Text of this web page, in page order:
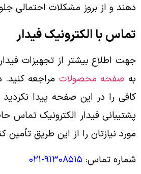
دهند و از بروز مشکلات احتمالی
تماس با الکترونیک فیدار
جهت اطلاع بیشتر از تجهیزات
به صفحه محصولات مراجعه
کافی را در این صفحه پیدا نکردید
پشتیبانی فیدار الکترونیک تماس
مورد نیازتان را از این طریق تأمین
شماره تماس: ۹۱۳۰۸۵۱۵-۰۲۱